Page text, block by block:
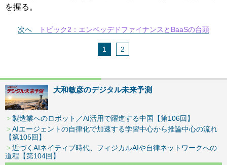
を握る。
次へ トピック2：エンベッデドファイナンスとBaaSの台頭
1 2
大和敏彦のデジタル未来予測
製造業へのロボット／AI活用で躍進する中国【第106回】
AIエージェントの自律化で加速する学習中心から推論中心の流れ
【第105回】
近づくAIネイティブ時代、フィジカルAIや自律ネットワークへの
道程【第104回】